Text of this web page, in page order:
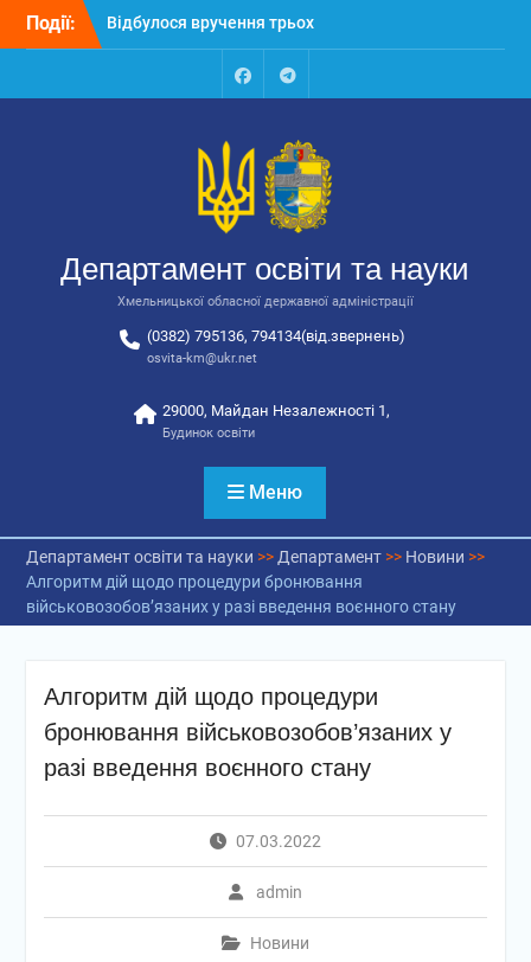
Перейти
Події:
Відбулося вручення трьох
автобусів для потреб
Відбулося засідання
освіти та науки обласної
державної адміністрації
Відбулась обласна
національно-патріотичне
виховання
FacebookTalegram
Департамент освіти та науки
Хмельницької обласної державної адміністрації
(0382) 795136, 794134(від.звернень)
osvita-km@ukr.net
29000, Майдан Незалежності 1,
Будинок освіти
Меню
Департамент освіти та науки >> Департамент>> Новини >>
Алгоритм дій щодо процедури бронювання
військовозобов’язаних у разі введення воєнного стану
Алгоритм дій щодо процедури
бронювання військовозобов’язаних у
разі введення воєнного стану
07.03.2022
admin
Новини